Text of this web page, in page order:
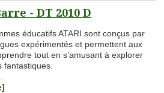
- DT 2010 D
éducatifs ATARI sont conçus par
expérimentés et permettent aux
tout en s’amusant à explorer
fantastiques.